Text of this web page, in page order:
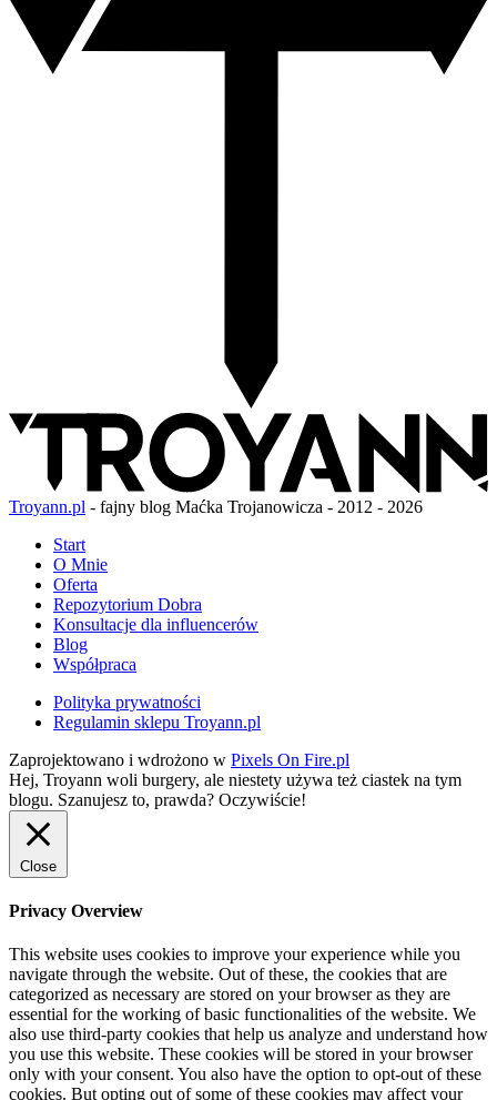
Troyann.pl - fajny blog Maćka Trojanowicza - 2012 - 2026
Start
O Mnie
Oferta
Repozytorium Dobra
Konsultacje dla influencerów
Blog
Współpraca
Polityka prywatności
Regulamin sklepu Troyann.pl
Zaprojektowano i wdrożono w Pixels On Fire.pl
Hej, Troyann woli burgery, ale niestety używa też ciastek na tym
blogu. Szanujesz to, prawda? Oczywiście!
Close
Privacy Overview
This website uses cookies to improve your experience while you
navigate through the website. Out of these, the cookies that are
categorized as necessary are stored on your browser as they are
essential for the working of basic functionalities of the website. We
also use third-party cookies that help us analyze and understand how
you use this website. These cookies will be stored in your browser
only with your consent. You also have the option to opt-out of these
cookies. But opting out of some of these cookies may affect your